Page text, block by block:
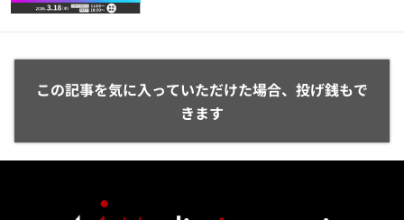
この記事を気に入っていただけた場合、投げ銭もで
きます